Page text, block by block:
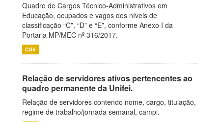
Quadro de Cargos Técnico-Administrativos em
Educação, ocupados e vagos dos níveis de
classificação “C”, “D” e “E”, conforme Anexo I da
Portaria MP/MEC nº 316/2017.
CSV
Relação de servidores ativos pertencentes ao
quadro permanente da Unifei.
Relação de servidores contendo nome, cargo, titulação,
regime de trabalho/jornada semanal, campi.